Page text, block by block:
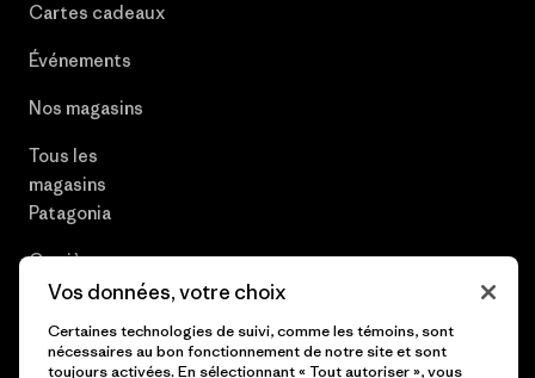
Cartes cadeaux
Événements
Nos magasins
Tous les
magasins
Patagonia
Carrières
Plan du site
Vos données, votre choix
Certaines technologies de suivi, comme les témoins, sont
nécessaires au bon fonctionnement de notre site et sont
toujours activées. En sélectionnant « Tout autoriser », vous